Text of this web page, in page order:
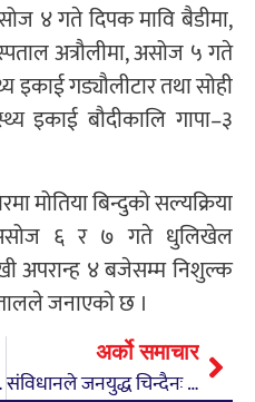
४ गते दिपक मावि बैडीमा,
अत्रौलीमा, असोज ५ गते
इकाई गड्यौलीटार तथा सोही
इकाई बौदीकालि गापा–३
मोतिया बिन्दुको सल्यक्रिया
असोज ६ र ७ गते धुलिखेल
अपरान्ह ४ बजेसम्म निशुल्क
जनाएको छ ।
सुरु
अर्को समाचार
संविधानले जनयुद्ध चिन्दैनः सांसद न्यौपाने